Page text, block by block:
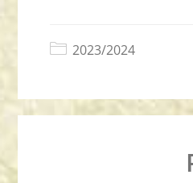
2023/2024